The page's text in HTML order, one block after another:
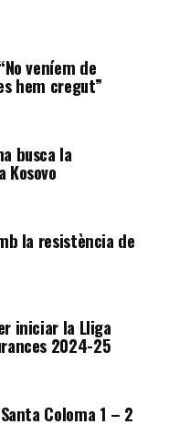
veníem de
hem cregut”
busca la
Kosovo
la resistència de
iniciar la Lliga
2024-25
Coloma 1 – 2